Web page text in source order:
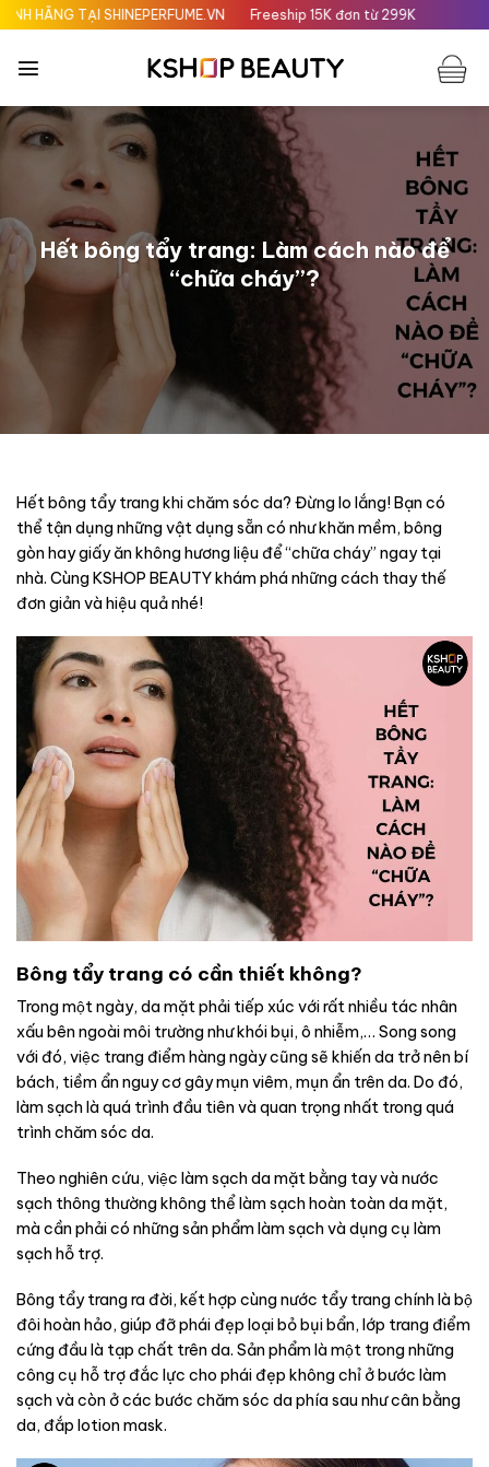
Chuyển
đến
nội
SHINEPERFUME.VN Freeship 15K đơn từ 299K
Hết bông tẩy trang: Làm cách nào để
“chữa cháy”?
Hết bông tẩy trang khi chăm sóc da? Đừng lo lắng! Bạn có
thể tận dụng những vật dụng sẵn có như khăn mềm, bông
gòn hay giấy ăn không hương liệu để “chữa cháy” ngay tại
nhà. Cùng KSHOP BEAUTY khám phá những cách thay thế
đơn giản và hiệu quả nhé!
Bông tẩy trang có cần thiết không?
Trong một ngày, da mặt phải tiếp xúc với rất nhiều tác nhân
xấu bên ngoài môi trường như khói bụi, ô nhiễm,… Song song
với đó, việc trang điểm hàng ngày cũng sẽ khiến da trở nên bí
bách, tiềm ẩn nguy cơ gây mụn viêm, mụn ẩn trên da. Do đó,
làm sạch là quá trình đầu tiên và quan trọng nhất trong quá
trình chăm sóc da.
Theo nghiên cứu, việc làm sạch da mặt bằng tay và nước
sạch thông thường không thể làm sạch hoàn toàn da mặt,
mà cần phải có những sản phẩm làm sạch và dụng cụ làm
sạch hỗ trợ.
Bông tẩy trang ra đời, kết hợp cùng nước tẩy trang chính là bộ
đôi hoàn hảo, giúp đỡ phái đẹp loại bỏ bụi bẩn, lớp trang điểm
cứng đầu là tạp chất trên da. Sản phẩm là một trong những
công cụ hỗ trợ đắc lực cho phái đẹp không chỉ ở bước làm
sạch và còn ở các bước chăm sóc da phía sau như cân bằng
da, đắp lotion mask.